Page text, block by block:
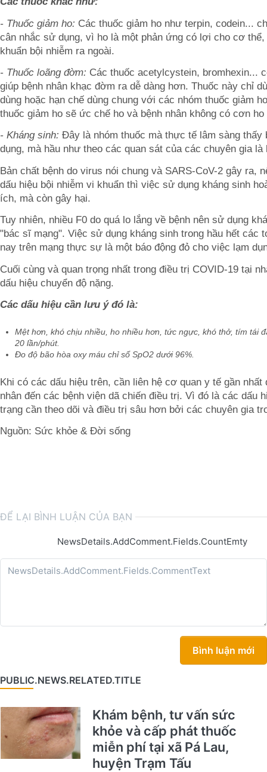
- Thuốc giảm ho: Các thuốc giảm ho như terpin, codein...
cân nhắc sử dụng, vì ho là một phản ứng có lợi cho cơ
khuẩn bội nhiễm ra ngoài.
- Thuốc loãng đờm: Các thuốc acetylcystein, bromhexin...
giúp bệnh nhân khạc đờm ra dễ dàng hơn. Thuốc này chỉ
dùng hoặc hạn chế dùng chung với các nhóm thuốc giảm
thuốc giảm ho sẽ ức chế ho và bệnh nhân không có cơn
- Kháng sinh: Đây là nhóm thuốc mà thực tế lâm sàng thấy
dụng, mà hầu như theo các quan sát của các chuyên gia là
Bản chất bệnh do virus nói chung và SARS-CoV-2 gây ra,
dấu hiệu bội nhiễm vi khuẩn thì việc sử dụng kháng sinh
ích, mà còn gây hại.
Tuy nhiên, nhiều F0 do quá lo lắng về bệnh nên sử dụng
"bác sĩ mạng". Việc sử dụng kháng sinh trong hầu hết các
nay trên mạng thực sự là một báo động đỏ cho việc lạm
Cuối cùng và quan trọng nhất trong điều trị COVID-19 tại
dấu hiệu chuyển độ nặng.
Các dấu hiệu cần lưu ý đó là:
Mệt hơn, khó chịu nhiều, ho nhiều hơn, tức ngực, khó thở, tím tái
20 lần/phút.
Đo độ bão hòa oxy máu chỉ số SpO2 dưới 96%.
Khi có các dấu hiệu trên, cần liên hệ cơ quan y tế gần nhất
nhân đến các bệnh viện dã chiến điều trị. Vì đó là các dấu
trạng cần theo dõi và điều trị sâu hơn bởi các chuyên gia
Nguồn: Sức khỏe & Đời sống
ĐỂ LẠI BÌNH LUẬN CỦA BẠN
NewsDetails.AddComment.Fields.CountEmty
Bình luận mới
PUBLIC.NEWS.RELATED.TITLE
Khám bệnh, tư vấn sức
khỏe và cấp phát thuốc
miễn phí tại xã Pá Lau,
huyện Trạm Tấu